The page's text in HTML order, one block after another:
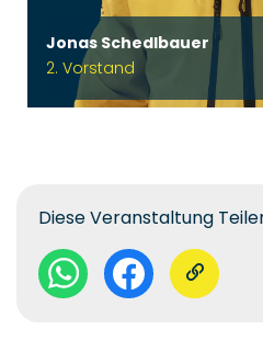
Jonas Schedlbauer
2. Vorstand
Diese Veranstaltung